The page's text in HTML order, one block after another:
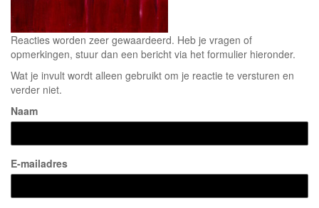
Reacties worden zeer gewaardeerd. Heb je vragen of
opmerkingen, stuur dan een bericht via het formulier hieronder.
Wat je invult wordt alleen gebruikt om je reactie te versturen en
verder niet.
Naam
E-mailadres